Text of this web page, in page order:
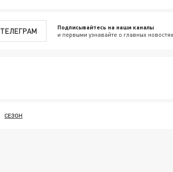
ТЕЛЕГРАМ Подписывайтесь на наши каналы
и первыми узнавайте о главных
СЕЗОН